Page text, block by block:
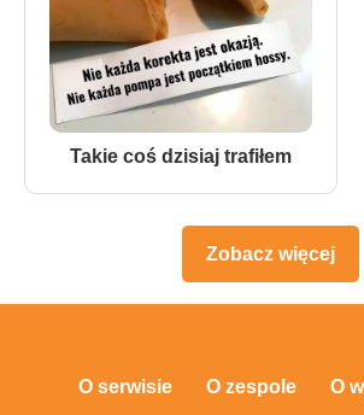
Takie coś dzisiaj trafiłem
Zobacz więcej
O serwisie O zespole O